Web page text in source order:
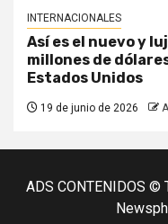
INTERNACIONALES
Así es el nuevo y
millones de
Estados Unidos
19 de junio de 2026
ADS CONTENIDOS